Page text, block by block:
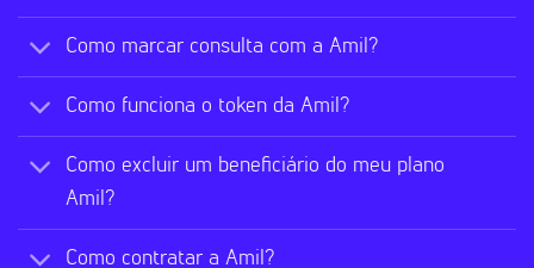
Como marcar consulta com a Amil?
Como funciona o token da Amil?
Como excluir um beneficiário do meu plano
Amil?
Como contratar a Amil?